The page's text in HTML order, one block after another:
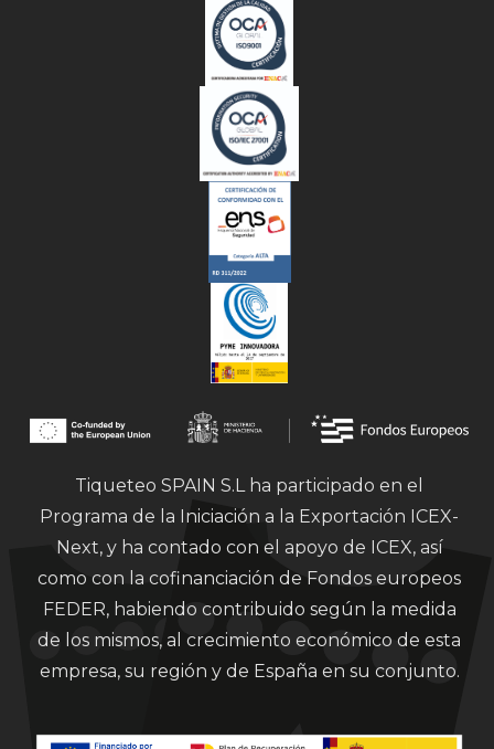
Tiqueteo SPAIN S.L ha participado en el
Programa de la Iniciación a la Exportación ICEX-
Next, y ha contado con el apoyo de ICEX, así
como con la cofinanciación de Fondos europeos
FEDER, habiendo contribuido según la medida
de los mismos, al crecimiento económico de esta
empresa, su región y de España en su conjunto.